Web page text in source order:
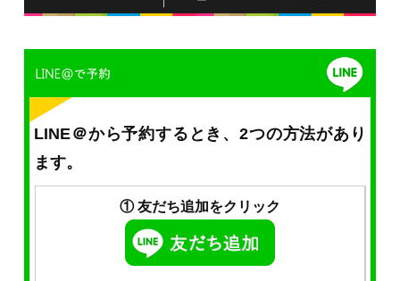
LINE＠から予約するとき、2つの方法があり
ます。
① 友だち追加をクリック